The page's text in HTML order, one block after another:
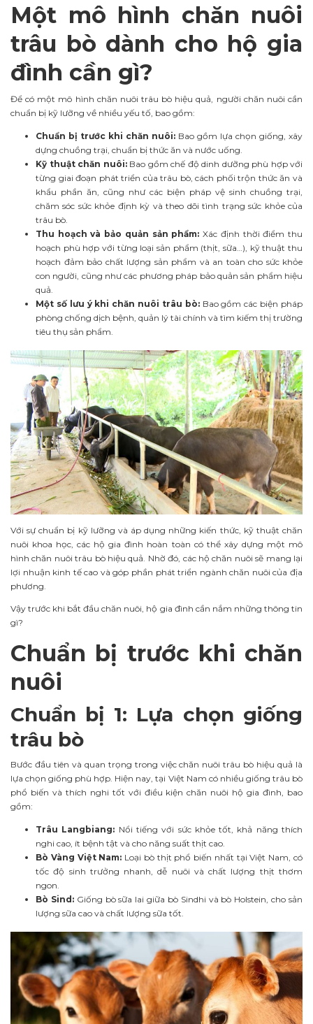
Một mô hình chăn nuôi
trâu bò dành cho hộ gia
đình cần gì?
Để có một mô hình chăn nuôi trâu bò hiệu quả, người chăn nuôi cần
chuẩn bị kỹ lưỡng về nhiều yếu tố, bao gồm:
Chuẩn bị trước khi chăn nuôi: Bao gồm lựa chọn giống, xây
dựng chuồng trại, chuẩn bị thức ăn và nước uống.
Kỹ thuật chăn nuôi:Bao gồm chế độ dinh dưỡng phù hợp với
từng giai đoạn phát triển của trâu bò, cách phối trộn thức ăn và
khẩu phần ăn, cũng như các biện pháp vệ sinh chuồng trại,
chăm sóc sức khỏe định kỳ và theo dõi tình trạng sức khỏe của
trâu bò.
Thu hoạch và bảo quản sản phẩm: Xác định thời điểm thu
hoạch phù hợp với từng loại sản phẩm (thịt, sữa…), kỹ thuật thu
hoạch đảm bảo chất lượng sản phẩm và an toàn cho sức khỏe
con người, cũng như các phương pháp bảo quản sản phẩm hiệu
quả.
Một số lưu ý khi chăn nuôi trâu bò:Bao gồm các biện pháp
phòng chống dịch bệnh, quản lý tài chính và tìm kiếm thị trường
tiêu thụ sản phẩm.
Với sự chuẩn bị kỹ lưỡng và áp dụng những kiến thức, kỹ thuật chăn
nuôi khoa học, các hộ gia đình hoàn toàn có thể xây dựng một mô
hình chăn nuôi trâu bò hiệu quả. Nhờ đó, các hộ chăn nuôi sẽ mang lại
lợi nhuận kinh tế cao và góp phần phát triển ngành chăn nuôi của địa
phương.
Vậy trước khi bắt đầu chăn nuôi, hộ gia đình cần nắm những thông tin
gì?
Chuẩn bị trước khi chăn
nuôi
Chuẩn bị 1: Lựa chọn giống
trâu bò
Bước đầu tiên và quan trọng trong việc chăn nuôi trâu bò hiệu quả là
lựa chọn giống phù hợp. Hiện nay, tại Việt Nam có nhiều giống trâu bò
phổ biến và thích nghi tốt với điều kiện chăn nuôi hộ gia đình, bao
gồm:
Trâu Langbiang: Nổi tiếng với sức khỏe tốt, khả năng thích
nghi cao, ít bệnh tật và cho năng suất thịt cao.
Bò Vàng Việt Nam: Loại bò thịt phổ biến nhất tại Việt Nam, có
tốc độ sinh trưởng nhanh, dễ nuôi và chất lượng thịt thơm
ngon.
Bò Sind:Giống bò sữa lai giữa bò Sindhi và bò Holstein, cho sản
lượng sữa cao và chất lượng sữa tốt.